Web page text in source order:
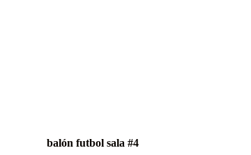
balón futbol sala #4